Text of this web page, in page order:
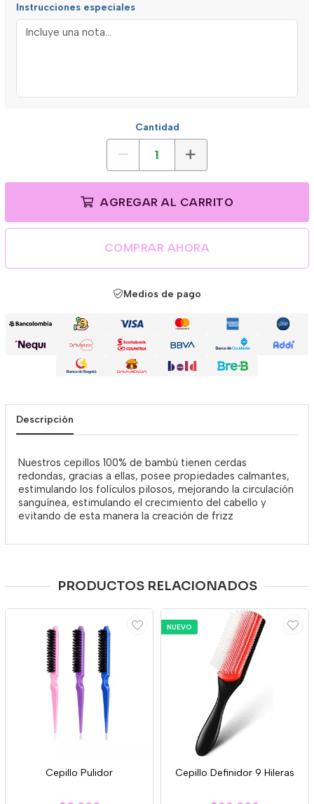
Instrucciones especiales
Cantidad
AGREGAR AL CARRITO
COMPRAR AHORA
Medios de pago
Descripción
Nuestros cepillos 100% de bambú tienen cerdas
redondas, gracias a ellas, posee propiedades calmantes,
estimulando los folículos pilosos, mejorando la circulación
sanguínea, estimulando el crecimiento del cabello y
evitando de esta manera la creación de frizz
PRODUCTOS RELACIONADOS
Cepillo Pulidor
NUEVO
Cepillo Definidor 9 Hileras